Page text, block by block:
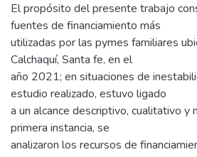
El propósito del presente trabajo
fuentes de financiamiento más
utilizadas por las pymes familiares
Calchaquí, Santa fe, en el
año 2021; en situaciones de
estudio realizado, estuvo ligado
a un alcance descriptivo, cualitativo y
primera instancia, se
analizaron los recursos de